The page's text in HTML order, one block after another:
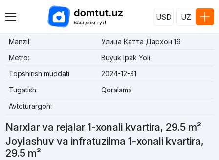
USD UZ
Manzil:
Улица Катта Дархон 19
Metro:
Buyuk Ipak Yoli
Topshirish muddati:
2024-12-31
Tugatish:
Qoralama
Avtoturargoh:
Narxlar va rejalar 1-xonali kvartira, 29.5 m²
Joylashuv va infratuzilma 1-xonali kvartira,
29.5 m²